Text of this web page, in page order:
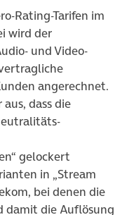
Rating-Tarifen im
wird der
und Video-
angerechnet.
dass die
gelockert
in „Stream
bei denen die
damit die Auflösung